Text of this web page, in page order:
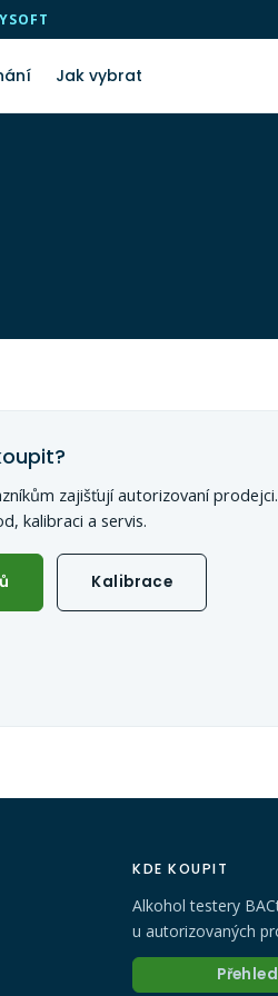
Jak vybrat
zajišťují autorizovaní
kalibraci a servis.
Kalibrace
KDE KOUPIT
Alkohol testery
u autorizovaných